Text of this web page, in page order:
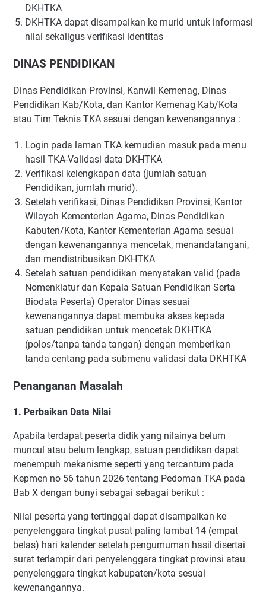
DKHTKA
DKHTKA dapat disampaikan ke murid untuk informasi
nilai sekaligus verifikasi identitas
DINAS PENDIDIKAN
Dinas Pendidikan Provinsi, Kanwil Kemenag, Dinas
Pendidikan Kab/Kota, dan Kantor Kemenag Kab/Kota
atau Tim Teknis TKA sesuai dengan kewenangannya :
Login pada laman TKA kemudian masuk pada menu
hasil TKA-Validasi data DKHTKA
Verifikasi kelengkapan data (jumlah satuan
Pendidikan, jumlah murid).
Setelah verifikasi, Dinas Pendidikan Provinsi, Kantor
Wilayah Kementerian Agama, Dinas Pendidikan
Kabuten/Kota, Kantor Kementerian Agama sesuai
dengan kewenangannya mencetak, menandatangani,
dan mendistribusikan DKHTKA
Setelah satuan pendidikan menyatakan valid (pada
Nomenklatur dan Kepala Satuan Pendidikan Serta
Biodata Peserta) Operator Dinas sesuai
kewenangannya dapat membuka akses kepada
satuan pendidikan untuk mencetak DKHTKA
(polos/tanpa tanda tangan) dengan memberikan
tanda centang pada submenu validasi data DKHTKA
Penanganan Masalah
1. Perbaikan Data Nilai
Apabila terdapat peserta didik yang nilainya belum
muncul atau belum lengkap, satuan pendidikan dapat
menempuh mekanisme seperti yang tercantum pada
Kepmen no 56 tahun 2026 tentang Pedoman TKA pada
Bab X dengan bunyi sebagai sebagai berikut :
Nilai peserta yang tertinggal dapat disampaikan ke
penyelenggara tingkat pusat paling lambat 14 (empat
belas) hari kalender setelah pengumuman hasil disertai
surat terlampir dari penyelenggara tingkat provinsi atau
penyelenggara tingkat kabupaten/kota sesuai
kewenangannya.